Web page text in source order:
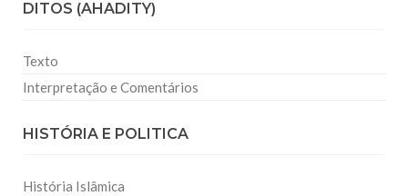
DITOS (AHADITY)
Texto
Interpretação e Comentários
HISTÓRIA E POLITICA
História Islâmica